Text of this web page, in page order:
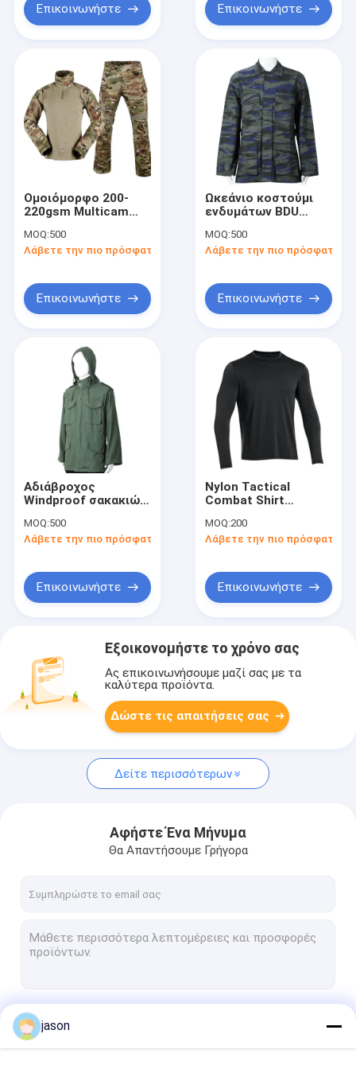
Επικοινωνήστε Επικοινωνήστε
Ομοιόμορφο 200-
220gsm Multicam
στρατού ACS
ύφασμα ντυμένο
MOQ:500
Λάβετε την πιο πρόσφατη τιμή
Επικοινωνήστε
Ωκεάνιο κοστούμι
ενδυμάτων BDU
MOQ:500
Λάβετε την πιο πρόσφατη
Επικοινωνήστε
Αδιάβροχος
Windproof σακακιών
πράσινος M65
στρατιωτικός
MOQ:500
Λάβετε την πιο πρόσφατη τιμή
Επικοινωνήστε
Nylon Tactical
Combat Shirt
Χρώμα Military Frog
πουκάμισο
MOQ:200
Λάβετε την πιο πρόσφατη
Επικοινωνήστε
Εξοικονομήστε το χρόνο σας
Ας επικοινωνήσουμε μαζί σας με τα
καλύτερα προϊόντα.
Δώστε τις απαιτήσεις σας
Δείτε περισσότερων
Αφήστε Ένα Μήνυμα
Θα Απαντήσουμε Γρήγορα
jason